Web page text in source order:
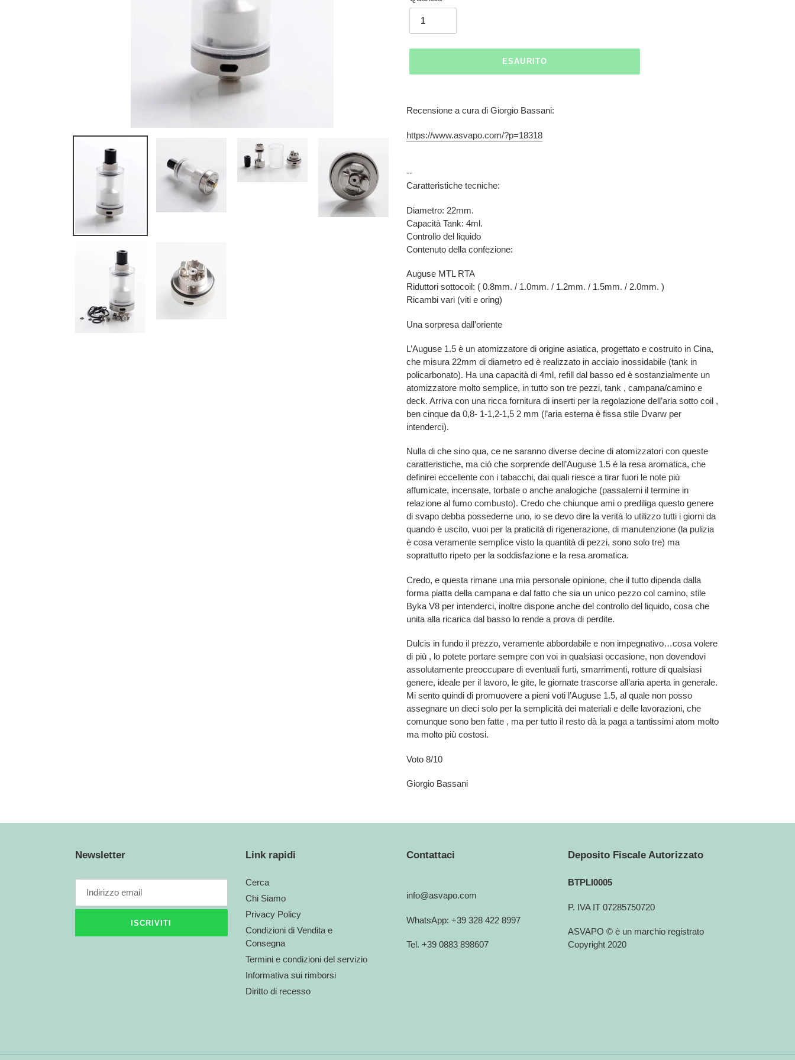
ESAURITO
del
nel
carrello
Recensione a cura di Giorgio Bassani:
https://www.asvapo.com/?p=18318
--
Caratteristiche tecniche:
Diametro: 22mm.
Capacità Tank: 4ml.
Controllo del liquido
Contenuto della confezione:
Auguse MTL RTA
Riduttori sottocoil: ( 0.8mm. / 1.0mm. / 1.2mm. / 1.5mm. / 2.0mm. )
Ricambi vari (viti e oring)
Una sorpresa dall’oriente
L’Auguse 1.5 è un atomizzatore di origine asiatica, progettato e costruito in Cina,
che misura 22mm di diametro ed è realizzato in acciaio inossidabile (tank in
policarbonato). Ha una capacità di 4ml, refill dal basso ed è sostanzialmente un
atomizzatore molto semplice, in tutto son tre pezzi, tank , campana/camino e
deck. Arriva con una ricca fornitura di inserti per la regolazione dell’aria sotto coil ,
ben cinque da 0,8- 1-1,2-1,5 2 mm (l’aria esterna è fissa stile Dvarw per
intenderci).
Nulla di che sino qua, ce ne saranno diverse decine di atomizzatori con queste
caratteristiche, ma ciò che sorprende dell’Auguse 1.5 è la resa aromatica, che
definirei eccellente con i tabacchi, dai quali riesce a tirar fuori le note più
affumicate, incensate, torbate o anche analogiche (passatemi il termine in
relazione al fumo combusto). Credo che chiunque ami o prediliga questo genere
di svapo debba possederne uno, io se devo dire la verità lo utilizzo tutti i giorni da
quando è uscito, vuoi per la praticità di rigenerazione, di manutenzione (la pulizia
è cosa veramente semplice visto la quantità di pezzi, sono solo tre) ma
soprattutto ripeto per la soddisfazione e la resa aromatica.
Credo, e questa rimane una mia personale opinione, che il tutto dipenda dalla
forma piatta della campana e dal fatto che sia un unico pezzo col camino, stile
Byka V8 per intenderci, inoltre dispone anche del controllo del liquido, cosa che
unita alla ricarica dal basso lo rende a prova di perdite.
Dulcis in fundo il prezzo, veramente abbordabile e non impegnativo…cosa volere
di più , lo potete portare sempre con voi in qualsiasi occasione, non dovendovi
assolutamente preoccupare di eventuali furti, smarrimenti, rotture di qualsiasi
genere, ideale per il lavoro, le gite, le giornate trascorse all’aria aperta in generale.
Mi sento quindi di promuovere a pieni voti l’Auguse 1.5, al quale non posso
assegnare un dieci solo per la semplicità dei materiali e delle lavorazioni, che
comunque sono ben fatte , ma per tutto il resto dà la paga a tantissimi atom molto
ma molto più costosi.
Voto 8/10
Giorgio Bassani
Newsletter
ISCRIVITI
Link rapidi
Cerca
Chi Siamo
Privacy Policy
Condizioni di Vendita e
Consegna
Termini e condizioni del servizio
Informativa sui rimborsi
Diritto di recesso
Contattaci
info@asvapo.com
WhatsApp: +39 328 422 8997
Tel. +39 0883 898607
Deposito Fiscale Autorizzato
BTPLI0005
P. IVA IT 07285750720
ASVAPO © è un marchio registrato
Copyright 2020